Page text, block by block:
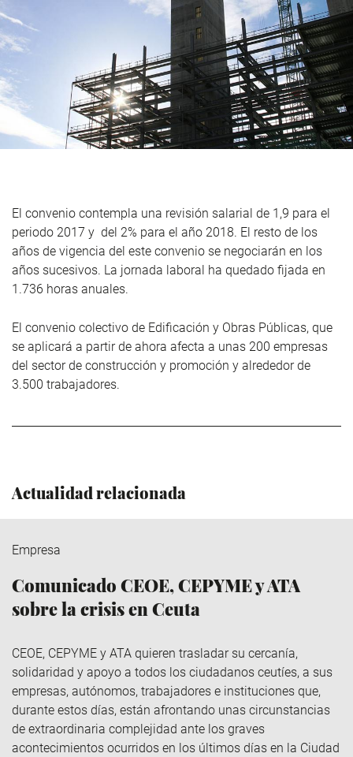
El convenio contempla una revisión salarial de 1,9 para el
periodo 2017 y del 2% para el año 2018. El resto de los
años de vigencia del este convenio se negociarán en los
años sucesivos. La jornada laboral ha quedado fijada en
1.736 horas anuales.
El convenio colectivo de Edificación y Obras Públicas, que
se aplicará a partir de ahora afecta a unas 200 empresas
del sector de construcción y promoción y alrededor de
3.500 trabajadores.
Actualidad relacionada
Empresa
Comunicado CEOE, CEPYME y ATA
sobre la crisis en Ceuta
CEOE, CEPYME y ATA quieren trasladar su cercanía,
solidaridad y apoyo a todos los ciudadanos ceutíes, a sus
empresas, autónomos, trabajadores e instituciones que,
durante estos días, están afrontando unas circunstancias
de extraordinaria complejidad ante los graves
acontecimientos ocurridos en los últimos días en la Ciudad